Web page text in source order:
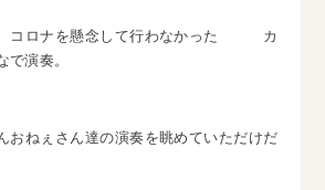
コロナを懸念して行わなかった カ
演奏。
おねぇさん達の演奏を眺めていただけだ